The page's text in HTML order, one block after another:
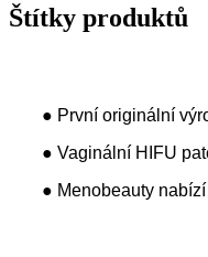
Štítky produktů
● První originální
● Vaginální HIFU
● Menobeauty